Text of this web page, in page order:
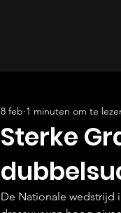
Sterke
8 feb 1 minuten om te
De Nationale wedstrijd